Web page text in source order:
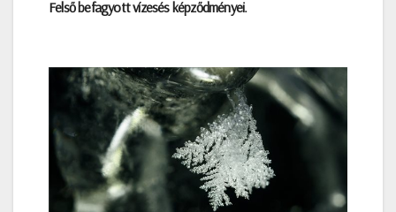
Felső befagyott vízesés képződményei.